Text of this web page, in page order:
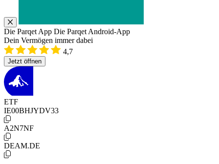
Die Parqet App Die Parqet Android-App
Dein Vermögen immer dabei
4,7
Jetzt öffnen
ETF
IE00BHJYDV33
A2N7NF
DEAM.DE